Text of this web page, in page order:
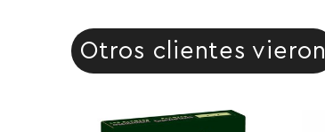
Otros clientes vieron